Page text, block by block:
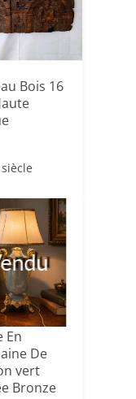
Bois 16
En
De
vert
Bronze